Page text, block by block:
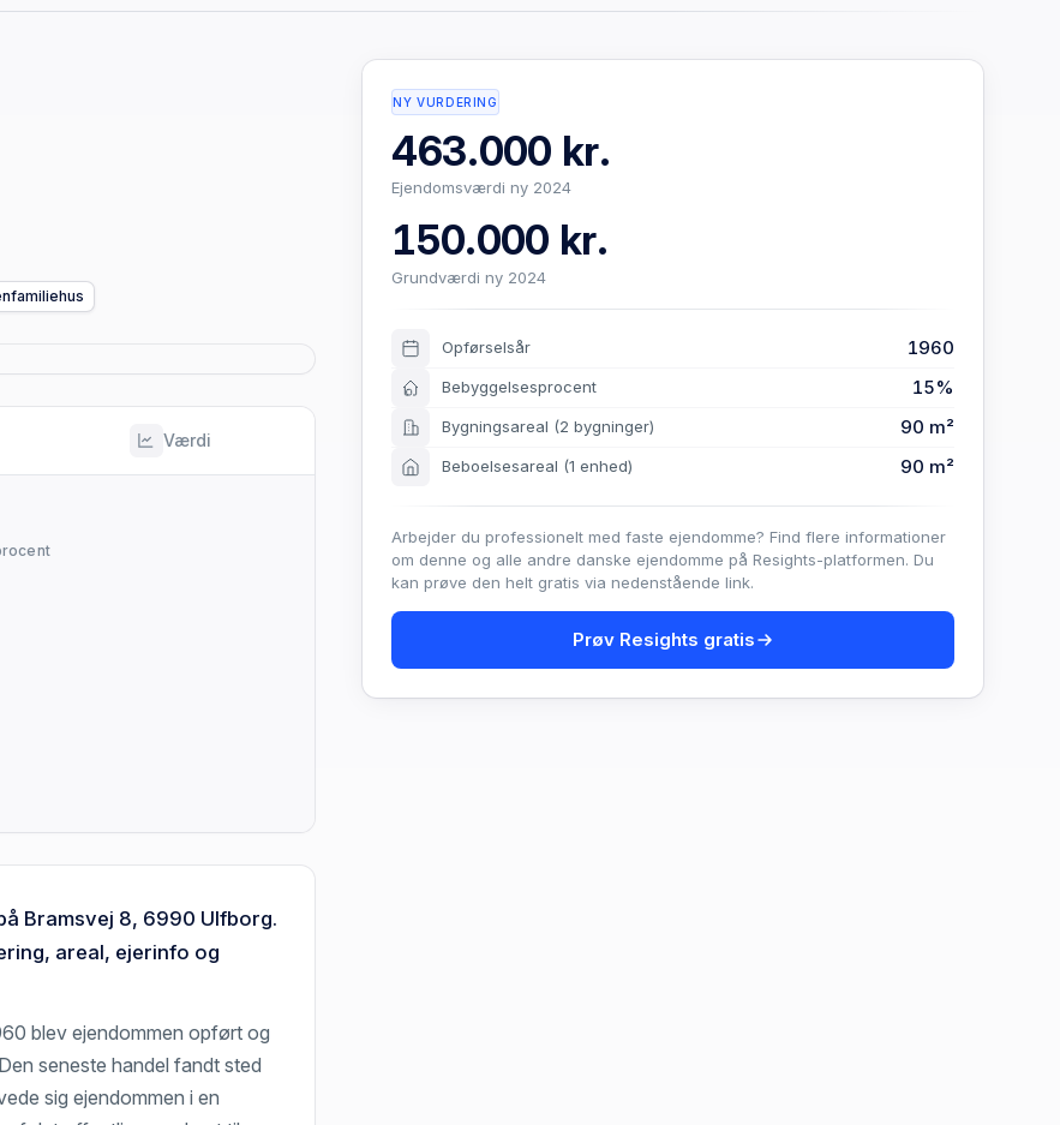
Værdi
Bramsvej 8, 6990 Ulfborg.
areal, ejerinfo og
blev ejendommen opført og
seneste handel fandt sted
sig ejendommen i en
NY VURDERING
463.000 kr.
Ejendomsværdi ny 2024
150.000 kr.
Grundværdi ny 2024
Opførselsår 1960
Bebyggelsesprocent 15%
Bygningsareal (2 bygninger) 90 m²
Beboelsesareal (1 enhed) 90 m²
Arbejder du professionelt med faste ejendomme? Find flere informationer
om denne og alle andre danske ejendomme på Resights-platformen. Du
kan prøve den helt gratis via nedenstående link.
Prøv Resights gratis